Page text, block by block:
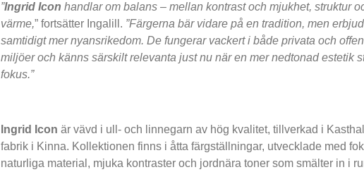
”Ingrid Icon handlar om balans – mellan kontrast och mjukhet, struktur
värme,” fortsätter Ingalill. ”Färgerna bär vidare på en tradition, men
samtidigt mer nyansrikedom. De fungerar vackert i både privata och
miljöer och känns särskilt relevanta just nu när en mer nedtonad estetik
fokus.”
Ingrid Icon är vävd i ull- och linnegarn av hög kvalitet, tillverkad i
fabrik i Kinna. Kollektionen finns i åtta färgställningar, utvecklade med
naturliga material, mjuka kontraster och jordnära toner som smälter in i